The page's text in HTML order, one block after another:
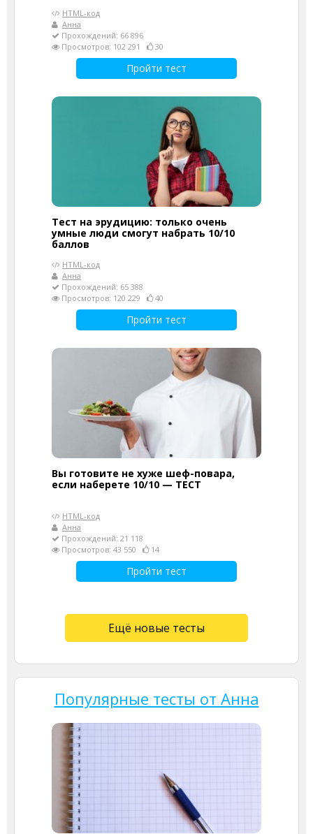
HTML-код
Анна
Прохождений: 66 896
Просмотров: 102 291
30
Пройти тест
Тест на эрудицию: только очень
умные люди смогут набрать 10/10
баллов
HTML-код
Анна
Прохождений: 65 388
Просмотров: 120 229
40
Пройти тест
Вы готовите не хуже шеф-повара,
если наберете 10/10 — ТЕСТ
HTML-код
Анна
Прохождений: 21 118
Просмотров: 43 550
14
Пройти тест
Ещё новые тесты
Популярные тесты от Анна